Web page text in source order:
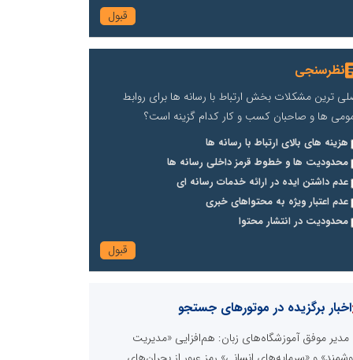
نظرسنجی
ترین مشکلات بخش ارتباط با رسانه ها برای روابط
ها و صاحبان کسب و کار کدام گزینه است؟
هزینه های بالای ارتباط با رسانه ها
محدودیت ها و خطوط قرمز داخلی رسانه ها
عدم داشتن ایده در ارائه خدمات رسانه ای
عدم اعتبار ویژه به محتواهای خبری
محدودیت در انتشار محتوا
اخبار برگزیده در موتورهای جستجو
مدیر موفق آموزشگاه‌های زبان: هم‌افزایی «مدیریت